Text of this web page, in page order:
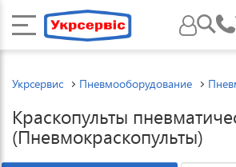
Укрсервис Пневмооборудование
Краскопульты
(Пневмокраскопульты)